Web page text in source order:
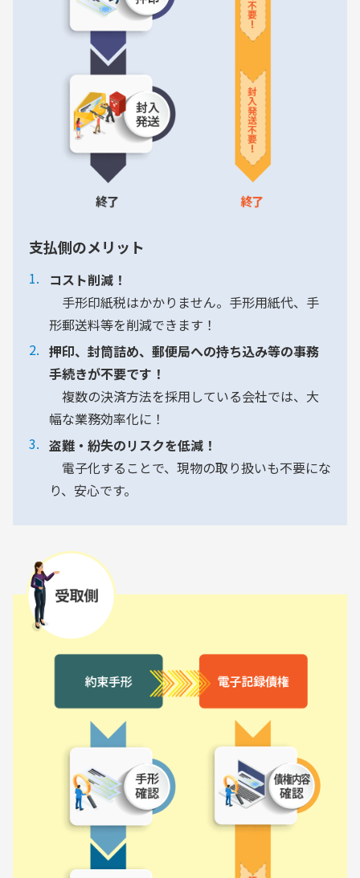
支払側のメリット
コスト削減！
手形印紙税はかかりません。手形用紙代、手
形郵送料等を削減できます！
押印、封筒詰め、郵便局への持ち込み等の事務
手続きが不要です！
複数の決済方法を採用している会社では、大
幅な業務効率化に！
盗難・紛失のリスクを低減！
電子化することで、現物の取り扱いも不要にな
り、安心です。